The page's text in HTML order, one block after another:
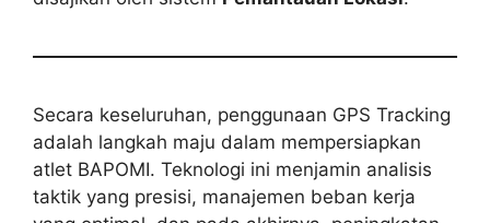
Secara keseluruhan, penggunaan GPS Tracking
adalah langkah maju dalam mempersiapkan
atlet BAPOMI. Teknologi ini menjamin analisis
taktik yang presisi, manajemen beban kerja